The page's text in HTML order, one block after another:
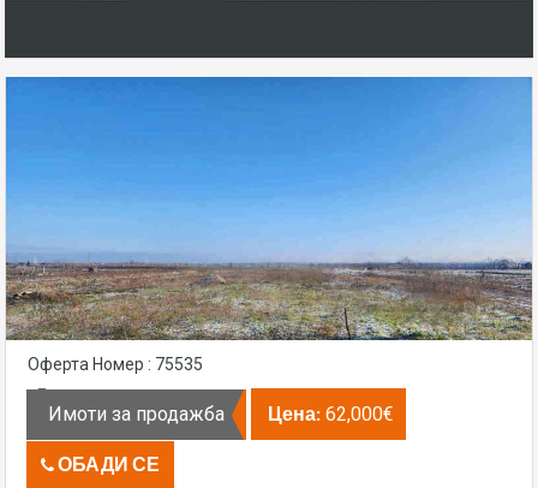
Оферта Номер : 75535
Имоти за продажба Цена: 62,000€
ОБАДИ СЕ